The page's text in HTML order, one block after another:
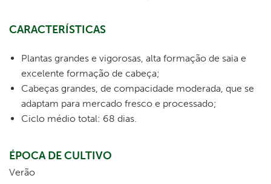
CARACTERÍSTICAS
Plantas grandes e vigorosas, alta formação de saia e
excelente formação de cabeça;
Cabeças grandes, de compacidade moderada, que se
adaptam para mercado fresco e processado;
Ciclo médio total: 68 dias.
ÉPOCA DE CULTIVO
Verão